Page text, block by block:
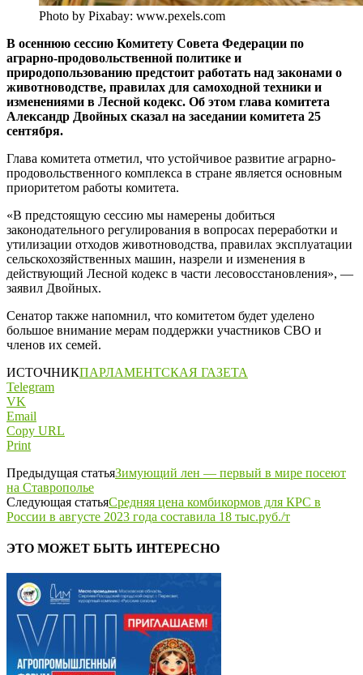
Photo by Pixabay: www.pexels.com
В осеннюю сессию Комитету Совета Федерации по
аграрно-продовольственной политике и
природопользованию предстоит работать над законами о
животноводстве, правилах для самоходной техники и
изменениями в Лесной кодекс. Об этом глава комитета
Александр Двойных сказал на заседании комитета 25
сентября.
Глава комитета отметил, что устойчивое развитие аграрно-
продовольственного комплекса в стране является основным
приоритетом работы комитета.
«В предстоящую сессию мы намерены добиться
законодательного регулирования в вопросах переработки и
утилизации отходов животноводства, правилах эксплуатации
сельскохозяйственных машин, назрели и изменения в
действующий Лесной кодекс в части лесовосстановления», —
заявил Двойных.
Сенатор также напомнил, что комитетом будет уделено
большое внимание мерам поддержки участников СВО и
членов их семей.
ИСТОЧНИКПАРЛАМЕНТСКАЯ ГАЗЕТА
Telegram
VK
Email
Copy URL
Print
Предыдущая статьяЗимующий лен — первый в мире посеют
на Ставрополье
Следующая статьяСредняя цена комбикормов для КРС в
России в августе 2023 года составила 18 тыс.руб./т
ЭТО МОЖЕТ БЫТЬ ИНТЕРЕСНО